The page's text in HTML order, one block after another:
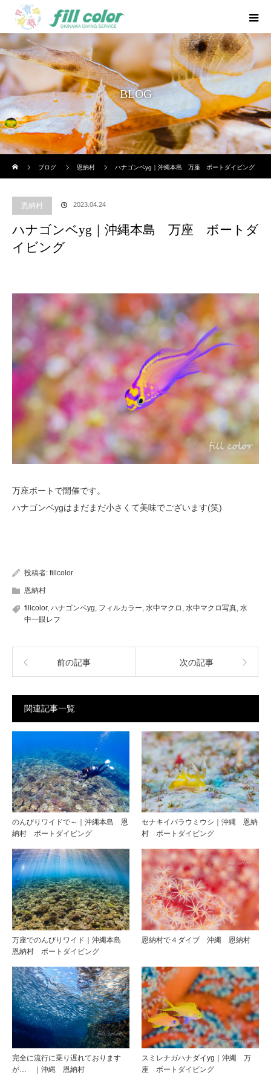
BLOG
ブログ
恩納村 ハナゴンベyg｜沖縄本島 万座 ボートダイビング
恩納村 2023.04.24
ハナゴンベyg｜沖縄本島 万座 ボートダ
イビング
万座ボートで開催です。
ハナゴンベygはまだまだ小さくて美味でございます(笑)
投稿者: fillcolor
恩納村
fillcolor, ハナゴンベyg フィルカラー 水中マクロ 水中マクロ写真 水
中一眼レフ
前の記事 次の記事
関連記事一覧
のんびりワイドで～｜沖縄本島 恩
納村 ボートダイビング
セナキイバラウミウシ｜沖縄 恩納
村 ボートダイビング
万座でのんびりワイド｜沖縄本島
恩納村 ボートダイビング
恩納村で４ダイブ 沖縄 恩納村
完全に流行に乗り遅れております
が… ｜沖縄 恩納村
スミレナガハナダイyg｜沖縄 万
座 ボートダイビング